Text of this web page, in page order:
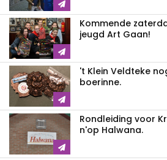
Kommende
jeugd Art Gaan!
't Klein Veldteke
boerinne.
Rondleiding voor
n'op Halwana.